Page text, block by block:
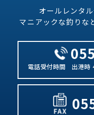
オールレンタ
マニアックな釣りな
出港時